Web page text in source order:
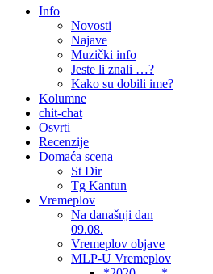
Autori
Info
Novosti
Najave
Muzički info
Jeste li znali …?
Kako su dobili ime?
Kolumne
chit-chat
Osvrti
Recenzije
Domaća scena
St Đir
Tg Kantun
Vremeplov
Na današnji dan
09.08.
Vremeplov objave
MLP-U Vremeplov